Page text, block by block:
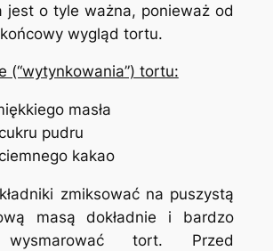
jest o tyle ważna, ponieważ od
wygląd tortu.
(“wytynkowania”) tortu:
masła
pudru
kakao
zmiksować na puszystą
masą dokładnie i bardzo
wysmarować tort. Przed